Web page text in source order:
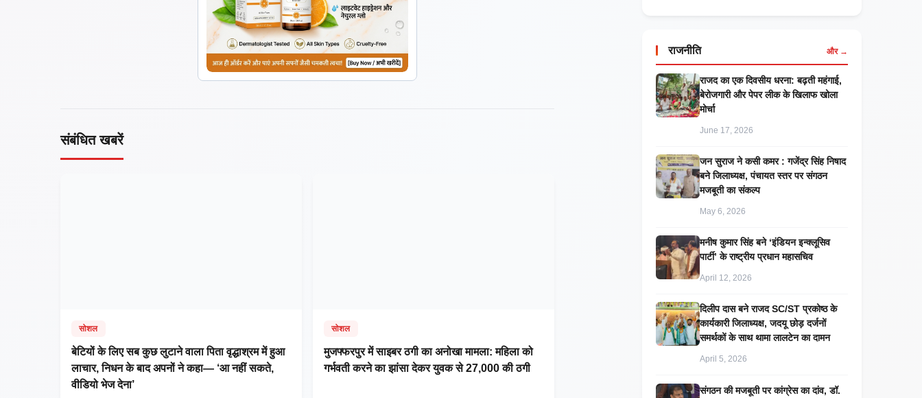
संबंधित खबरें
सोशल
बेटियों के लिए सब कुछ लुटाने वाला पिता वृद्धाश्रम में हुआ
लाचार, निधन के बाद अपनों ने कहा— ‘आ नहीं सकते,
वीडियो भेज देना’
सोशल
मुजफ्फरपुर में साइबर ठगी का अनोखा मामला: महिला को
गर्भवती करने का झांसा देकर युवक से 27,000 की ठगी
राजनीति और →
राजद का एक दिवसीय धरना: बढ़ती महंगाई,
बेरोजगारी और पेपर लीक के खिलाफ खोला
मोर्चा
June 17, 2026
जन सुराज ने कसी कमर : गजेंद्र सिंह निषाद
बने जिलाध्यक्ष, पंचायत स्तर पर संगठन
मजबूती का संकल्प
May 6, 2026
मनीष कुमार सिंह बने ‘इंडियन इन्क्लूसिव
पार्टी’ के राष्ट्रीय प्रधान महासचिव
April 12, 2026
दिलीप दास बने राजद SC/ST प्रकोष्ठ के
कार्यकारी जिलाध्यक्ष, जदयू छोड़ दर्जनों
समर्थकों के साथ थामा लालटेन का दामन
April 5, 2026
संगठन की मजबूती पर कांग्रेस का दांव, डॉ.